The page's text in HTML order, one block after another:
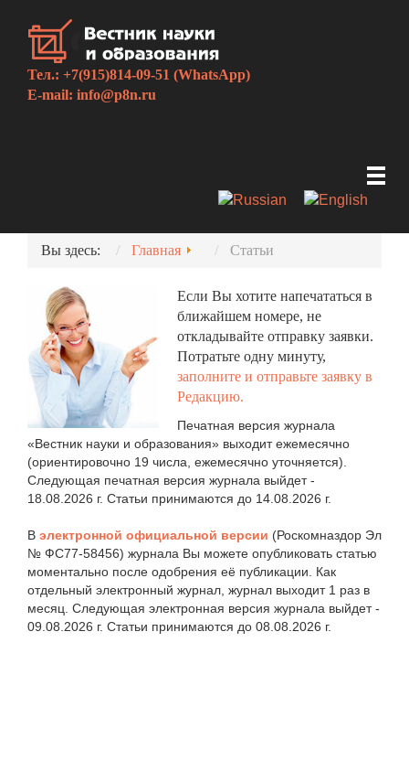
Тел.: +7(915)814-09-51 (WhatsApp)
E-mail: info@p8n.ru
Вы здесь: Главная Статьи
Если Вы хотите напечататься в
ближайшем номере, не
откладывайте отправку заявки.
Потратьте одну минуту,
заполните и отправьте заявку в
Редакцию.
Печатная версия журнала
«Вестник науки и образования» выходит ежемесячно
(ориентировочно 19 числа, ежемесячно уточняется).
Следующая печатная версия журнала выйдет -
18.08.2026 г. Статьи принимаются до 14.08.2026 г.
В электронной официальной версии (Роскомназдор Эл
№ ФС77-58456) журнала Вы можете опубликовать статью
моментально после одобрения её публикации. Как
отдельный электронный журнал, журнал выходит 1 раз в
месяц. Следующая электронная версия журнала выйдет -
09.08.2026 г. Статьи принимаются до 08.08.2026 г.